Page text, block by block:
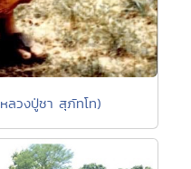
ลวงปู่ชา สุภัทโท)